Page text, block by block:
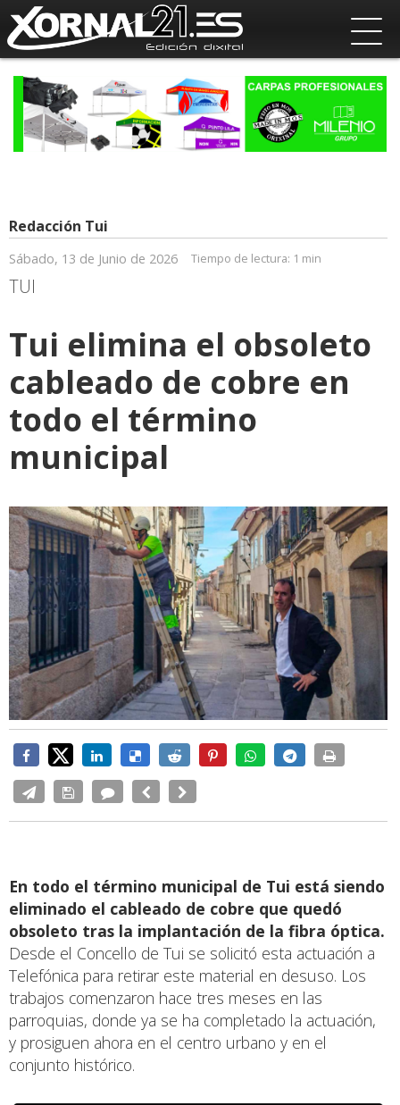
Redacción Tui
Sábado, 13 de Junio de 2026 Tiempo de lectura: 1 min
TUI
Tui elimina el obsoleto
cableado de cobre en
todo el término
municipal
En todo el término municipal de Tui está siendo
eliminado el cableado de cobre que quedó
obsoleto tras la implantación de la fibra óptica.
Desde el Concello de Tui se solicitó esta actuación a
Telefónica para retirar este material en desuso. Los
trabajos comenzaron hace tres meses en las
parroquias, donde ya se ha completado la actuación,
y prosiguen ahora en el centro urbano y en el
conjunto histórico.